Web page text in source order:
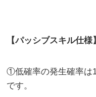
【パッシブスキル仕様】
①低確率の発生確率は
です。